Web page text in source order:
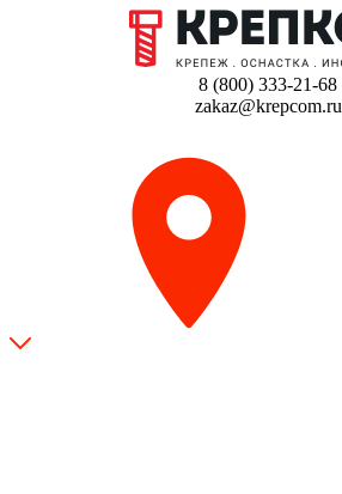
8 (800) 333-21-68
zakaz@krepcom.ru